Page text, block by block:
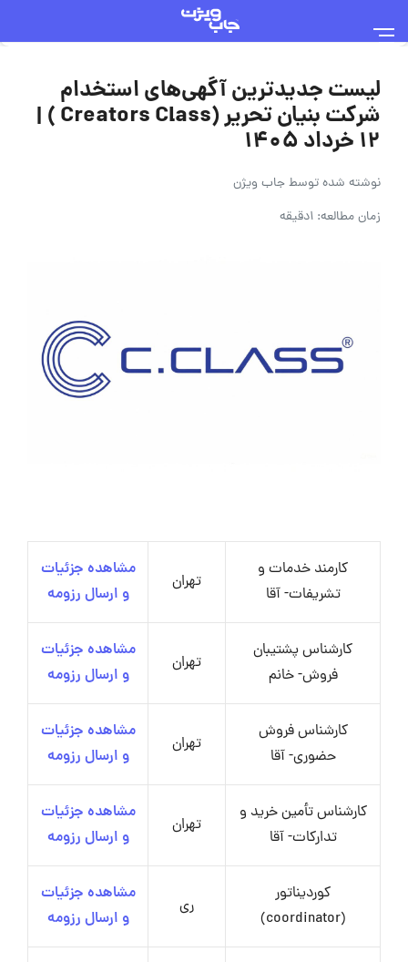
لیست جدیدترین آگهی‌های استخدام
شرکت بنیان تحریر (Creators Class ) |
۱۲ خرداد ۱۴۰۵
نوشته شده توسطجاب ویژن
زمان مطالعه: 1دقیقه
کارمند خدمات و
تشریفات- آقا
تهران
مشاهده جزئیات
و ارسال رزومه
کارشناس پشتیبان
فروش- خانم
تهران
مشاهده جزئیات
و ارسال رزومه
کارشناس فروش
حضوری- آقا
تهران
مشاهده جزئیات
و ارسال رزومه
کارشناس تأمین خرید و
تدارکات- آقا
تهران
مشاهده جزئیات
و ارسال رزومه
کوردیناتور
(coordinator)
ری
مشاهده جزئیات
و ارسال رزومه